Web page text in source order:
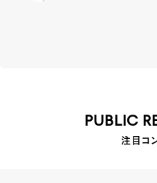
PUBLIC
注目コ